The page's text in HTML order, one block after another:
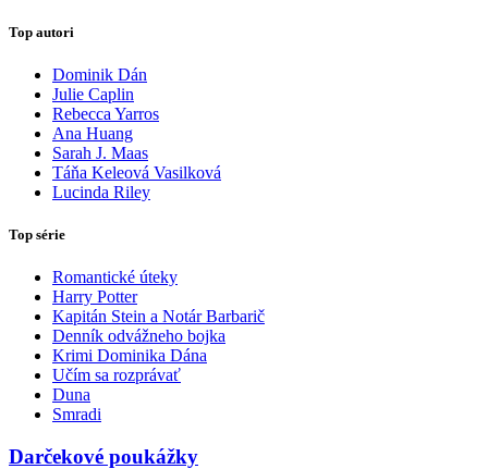
Top autori
Dominik Dán
Julie Caplin
Rebecca Yarros
Ana Huang
Sarah J. Maas
Táňa Keleová Vasilková
Lucinda Riley
Top série
Romantické úteky
Harry Potter
Kapitán Stein a Notár Barbarič
Denník odvážneho bojka
Krimi Dominika Dána
Učím sa rozprávať
Duna
Smradi
Darčekové poukážky